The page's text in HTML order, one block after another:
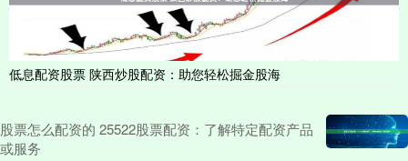
低息配资股票 陕西炒股配资：助您轻松掘金股海
股票怎么配资的 25522股票配资：了解特定配资产品
或服务